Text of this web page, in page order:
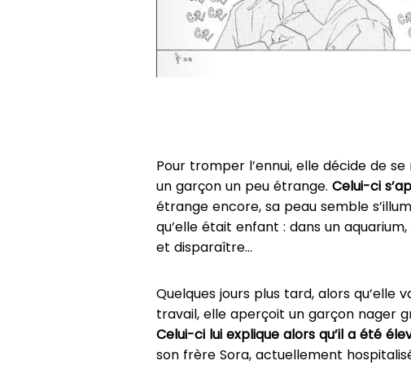
Pour tromper l’ennui, elle décide de
un garçon un peu étrange. Celui-ci
étrange encore, sa peau semble
qu’elle était enfant : dans un
et disparaître…
Quelques jours plus tard, alors qu’elle
travail, elle aperçoit un garçon nager
Celui-ci lui explique alors qu’il a été
son frère Sora, actuellement